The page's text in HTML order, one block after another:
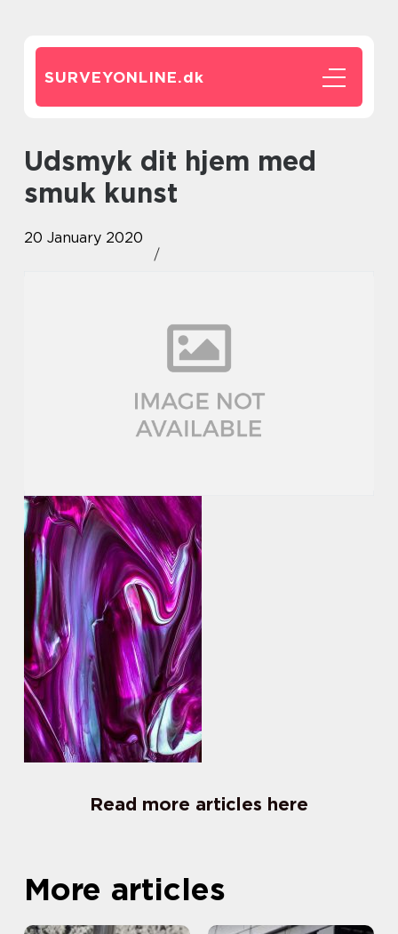
SURVEYONLINE.dk
Udsmyk dit hjem med
smuk kunst
20 January 2020
Read more articles here
More articles